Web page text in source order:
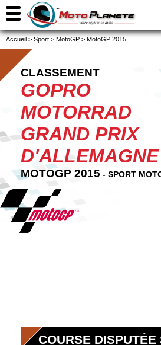
Accueil > Sport > MotoGP > MotoGP 2015
CLASSEMENT
GOPRO
MOTORRAD
GRAND PRIX
D'ALLEMAGNE
MOTOGP 2015 - SPORT
COURSE DISPUTÉE